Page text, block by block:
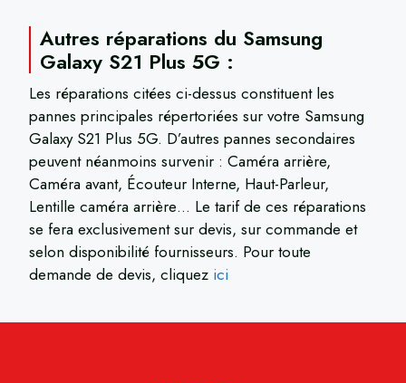
Autres réparations du Samsung
Galaxy S21 Plus 5G :
Les réparations citées ci-dessus constituent les
pannes principales répertoriées sur votre Samsung
Galaxy S21 Plus 5G. D’autres pannes secondaires
peuvent néanmoins survenir : Caméra arrière,
Caméra avant, Écouteur Interne, Haut-Parleur,
Lentille caméra arrière… Le tarif de ces réparations
se fera exclusivement sur devis, sur commande et
selon disponibilité fournisseurs. Pour toute
demande de devis, cliquez ici